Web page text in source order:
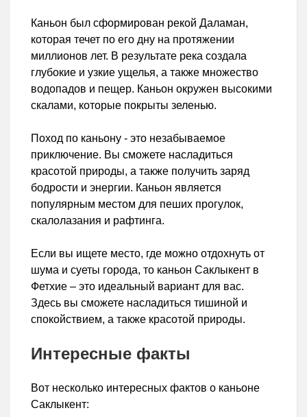
Каньон был сформирован рекой Даламан,
которая течет по его дну на протяжении
миллионов лет. В результате река создала
глубокие и узкие ущелья, а также множество
водопадов и пещер. Каньон окружен высокими
скалами, которые покрыты зеленью.
Поход по каньону - это незабываемое
приключение. Вы сможете насладиться
красотой природы, а также получить заряд
бодрости и энергии. Каньон является
популярным местом для пеших прогулок,
скалолазания и рафтинга.
Если вы ищете место, где можно отдохнуть от
шума и суеты города, то каньон Саклыкент в
Фетхие – это идеальный вариант для вас.
Здесь вы сможете насладиться тишиной и
спокойствием, а также красотой природы.
Интересные факты
Вот несколько интересных фактов о каньоне
Саклыкент: